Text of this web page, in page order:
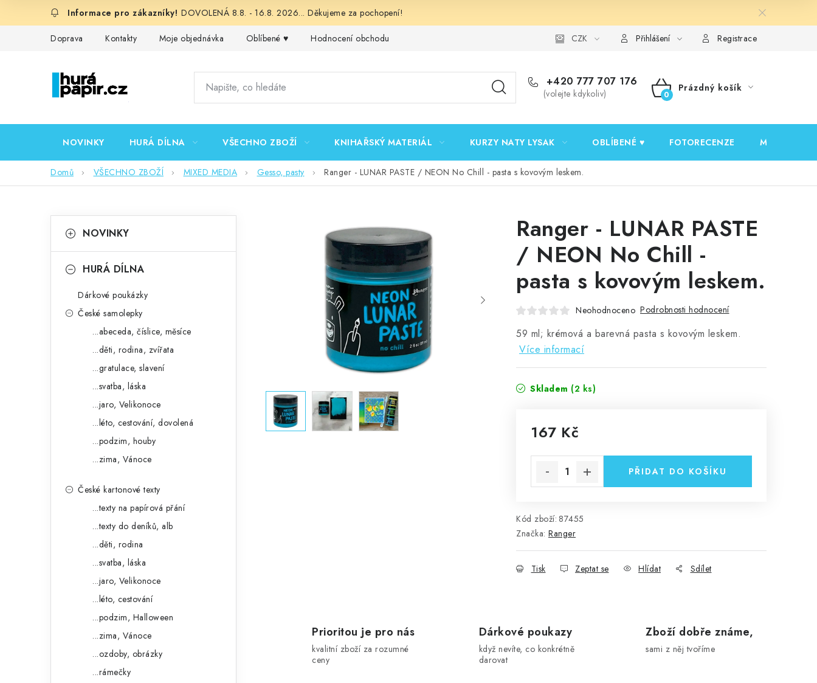
DOVOLENÁ 8.8. - 16.8. 2026... Děkujeme za pochopení!
Doprava Kontakty Moje objednávka Oblíbené ♥️ Hodnocení obchodu Podmínky ochrany osobních údajů Ověřování recenzí
CZK Přihlášení Registrace
+420 777 707 176
(volejte kdykoliv)
NÁKUPNÍ
Prázdný košík
NOVINKY HURÁ DÍLNA VŠECHNO ZBOŽÍ KNIHAŘSKÝ MATERIÁL KURZY NATY LYSAK OBLÍBENÉ ♥️ FOTORECENZE MOJE
Domů VŠECHNO ZBOŽÍ MIXED MEDIA Gesso, pasty Ranger - LUNAR PASTE / NEON No Chill - pasta s kovovým leskem.
okategorie
a
NOVINKY
HURÁ DÍLNA
Dárkové poukázky
České samolepky
...abeceda, číslice, měsíce
...děti, rodina, zvířata
...gratulace, slavení
...svatba, láska
...jaro, Velikonoce
...léto, cestování, dovolená
...podzim, houby
...zima, Vánoce
České kartonové texty
...texty na papírová přání
...texty do deníků, alb
...děti, rodina
...svatba, láska
...jaro, Velikonoce
...léto, cestování
...podzim, Halloween
...zima, Vánoce
...ozdoby, obrázky
...rámečky
Ranger - LUNAR PASTE
/ NEON No Chill -
pasta s kovovým leskem.
Neohodnoceno Podrobnosti hodnocení
59 ml; krémová a barevná pasta s kovovým leskem.
Více informací
Skladem (2 ks)
167 Kč
PŘIDAT DO KOŠÍKU
Kód zboží: 87455
Značka: Ranger
Tisk Zeptat se Hlídat Sdílet
Prioritou je pro nás
kvalitní zboží za rozumné
ceny
Dárkové poukazy
když nevíte, co konkrétně
darovat
Zboží dobře známe,
sami z něj tvoříme